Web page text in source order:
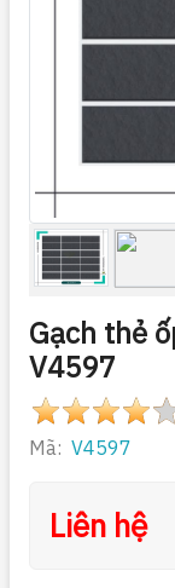
Gạch thẻ
V4597
Mã: V4597
Liên hệ